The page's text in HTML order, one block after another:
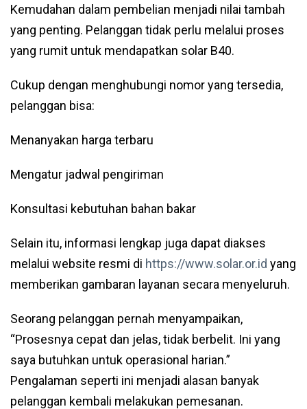
Kemudahan dalam pembelian menjadi nilai tambah
yang penting. Pelanggan tidak perlu melalui proses
yang rumit untuk mendapatkan solar B40.
Cukup dengan menghubungi nomor yang tersedia,
pelanggan bisa:
Menanyakan harga terbaru
Mengatur jadwal pengiriman
Konsultasi kebutuhan bahan bakar
Selain itu, informasi lengkap juga dapat diakses
melalui website resmi di https://www.solar.or.id yang
memberikan gambaran layanan secara menyeluruh.
Seorang pelanggan pernah menyampaikan,
“Prosesnya cepat dan jelas, tidak berbelit. Ini yang
saya butuhkan untuk operasional harian.”
Pengalaman seperti ini menjadi alasan banyak
pelanggan kembali melakukan pemesanan.